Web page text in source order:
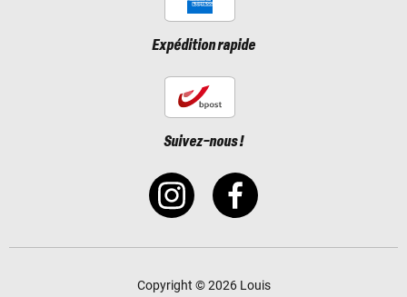
Expédition rapide
Suivez-nous !
Copyright © 2026 Louis